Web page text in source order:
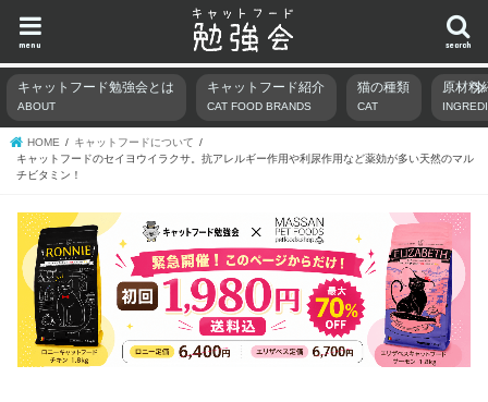
search
menu
キャットフード勉強会とは
ABOUT
キャットフード紹介
CAT FOOD BRANDS
猫の種類
CAT
原材料
HOME
キャットフードについて
キャットフードのセイヨウイラクサ。抗アレルギー作用や利尿作用など薬効が多い天然のマル
チビタミン！